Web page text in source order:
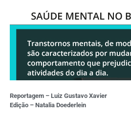
Reportagem – Luiz Gustavo Xavier
Edição – Natalia Doederlein